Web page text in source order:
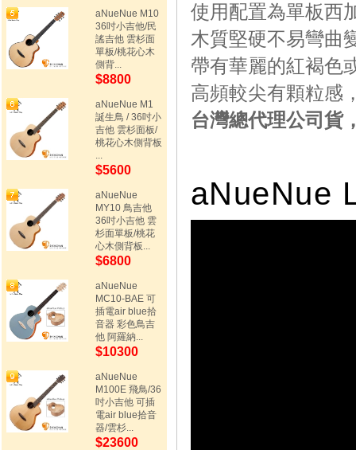
aNueNue M10
36吋小吉他/民
謠吉他 雲杉面
單板/桃花心木
側背...
$8800
aNueNue M1
誕生鳥 / 36吋小
吉他 雲杉面板/
桃花心木側背板
...
$5600
aNueNue
MY10 鳥吉他
36吋小吉他 雲
杉面單板/桃花
心木側背板...
$6800
aNueNue
MC10-BAE 可
插電air blue拾
音器 彩色鳥吉
他 阿羅納...
$10300
aNueNue
M100E 飛鳥/36
吋小吉他 可插
電air blue拾音
器/雲杉...
$23600
使用配置為單板西
木質堅硬不易彎曲
帶有華麗的紅褐色
高頻較尖有顆粒感
台灣總代理公司貨
aNueNue